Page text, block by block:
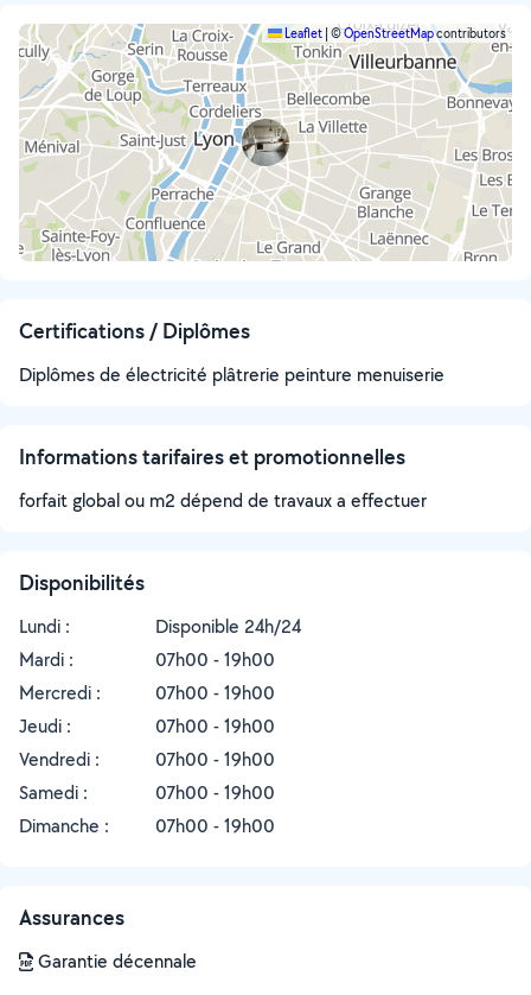
Leaflet ©OpenStreetMapcontributors
Certifications / Diplômes
Diplômes de électricité plâtrerie peinture menuiserie
Informations tarifaires et promotionnelles
forfait global ou m2 dépend de travaux a effectuer
Disponibilités
Lundi :
Disponible 24h/24
Mardi :
07h00 - 19h00
Mercredi :
07h00 - 19h00
Jeudi :
07h00 - 19h00
Vendredi :
07h00 - 19h00
Samedi :
07h00 - 19h00
Dimanche :
07h00 - 19h00
Assurances
Garantie décennale